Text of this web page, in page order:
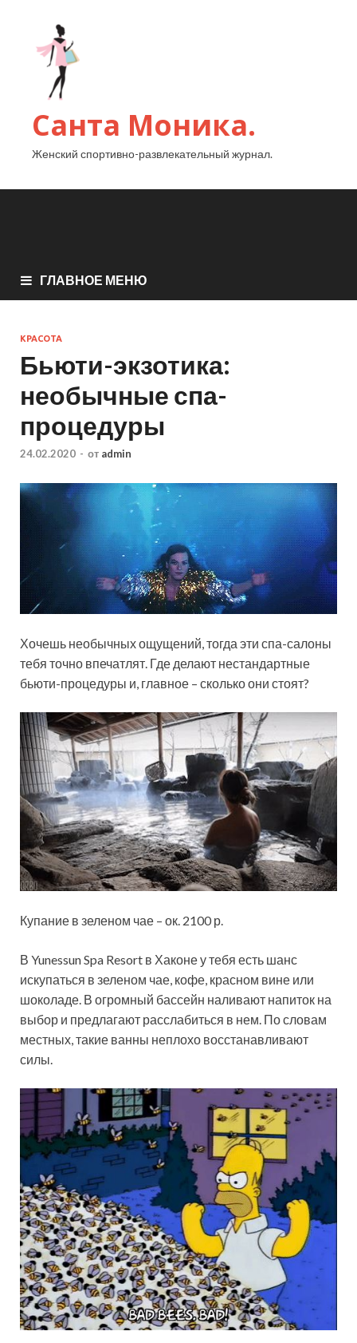
Санта Моника.
Женский спортивно-развлекательный журнал.
ГЛАВНОЕ МЕНЮ
КРАСОТА
Бьюти-экзотика:
необычные спа-
процедуры
24.02.2020 - от admin
Хочешь необычных ощущений, тогда эти спа-салоны
тебя точно впечатлят. Где делают нестандартные
бьюти-процедуры и, главное – сколько они стоят?
Купание в зеленом чае – ок. 2100 р.
В Yunessun Spa Resort в Хаконе у тебя есть шанс
искупаться в зеленом чае, кофе, красном вине или
шоколаде. В огромный бассейн наливают напиток на
выбор и предлагают расслабиться в нем. По словам
местных, такие ванны неплохо восстанавливают
силы.